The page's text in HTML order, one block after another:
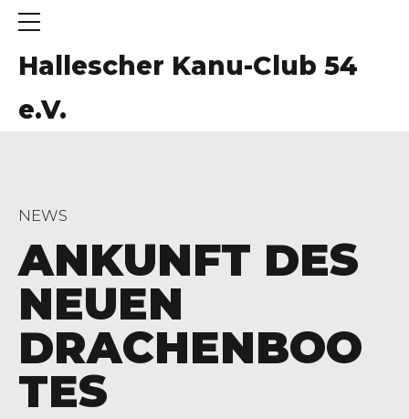
Hallescher Kanu-Club 54
e.V.
NEWS
ANKUNFT DES
NEUEN
DRACHENBOO
TES